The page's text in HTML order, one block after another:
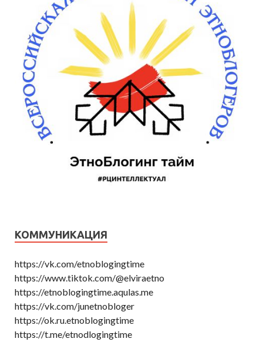
КОММУНИКАЦИЯ
https://vk.com/etnoblogingtime
https://www.tiktok.com/@elviraetno
https://etnoblogingtime.aqulas.me
https://vk.com/junetnobloger
https://ok.ru.etnoblogingtime
https://t.me/etnodlogingtime